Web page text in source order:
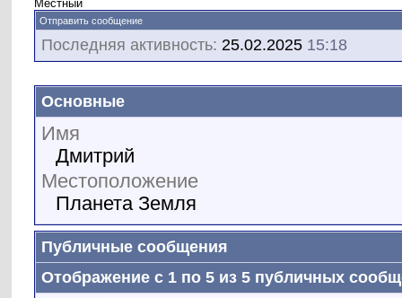
Местный
Отправить сообщение
Последняя активность: 25.02.2025 15:18
Основные
Имя
Дмитрий
Местоположение
Планета Земля
Публичные сообщения
Отображение с 1 по 5 из 5 публичных